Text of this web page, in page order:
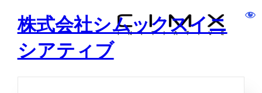
株式会社シムックスイニ
シアティブ